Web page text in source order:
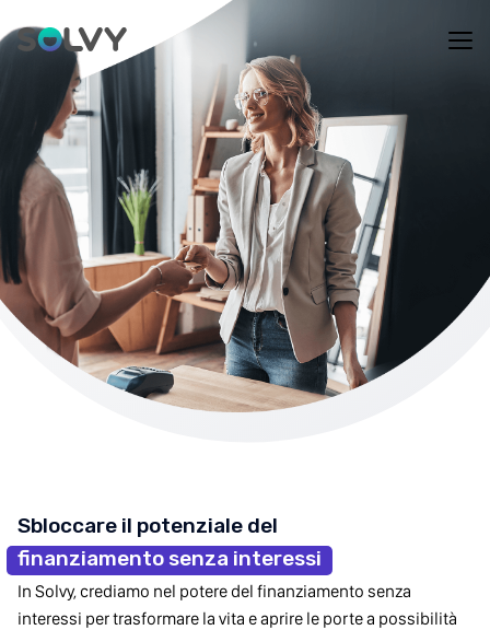
Sbloccare il potenziale del
finanziamento senza interessi
In Solvy, crediamo nel potere del finanziamento senza
interessi per trasformare la vita e aprire le porte a possibilità